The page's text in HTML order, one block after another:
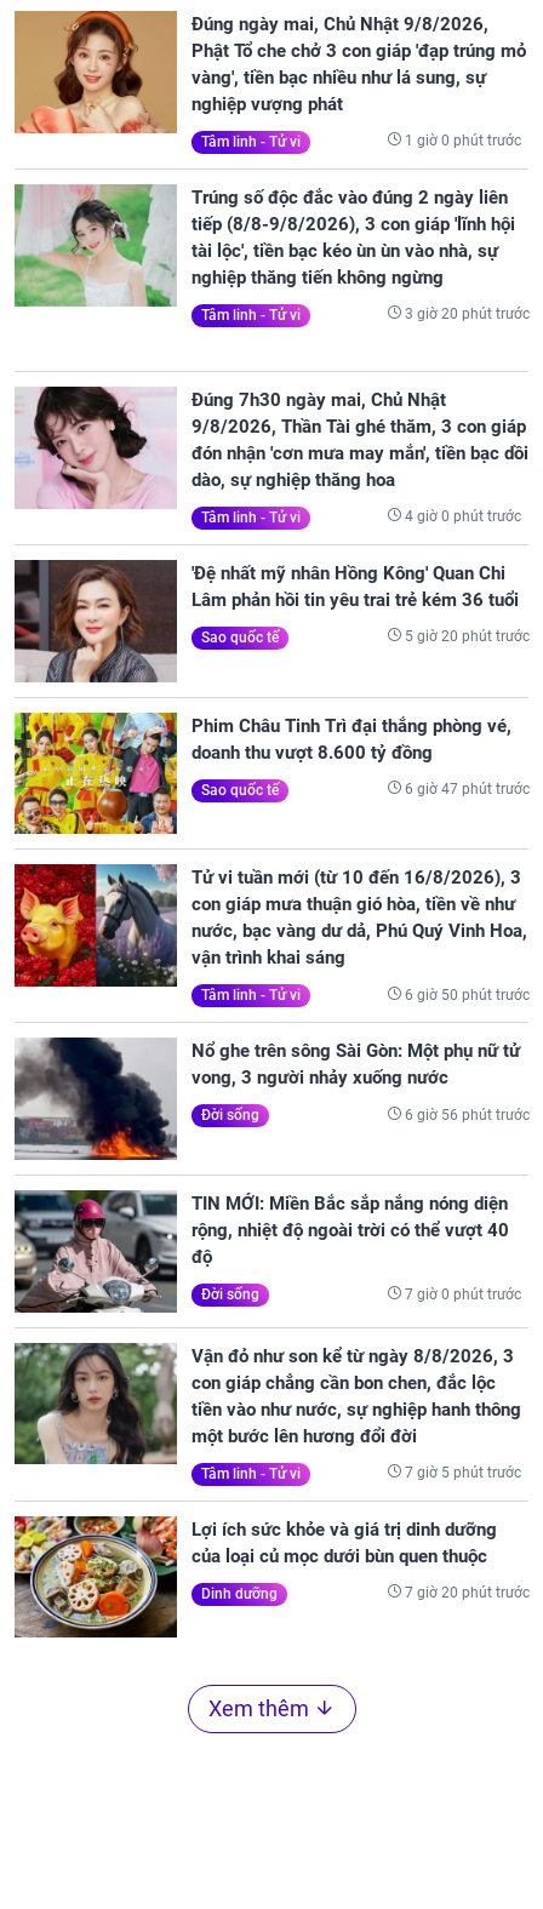
Đúng ngày mai, Chủ Nhật 9/8/2026,
Phật Tổ che chở 3 con giáp 'đạp trúng mỏ
vàng', tiền bạc nhiều như lá sung, sự
nghiệp vượng phát
Tâm linh - Tử vi 1 giờ 0 phút trước
Trúng số độc đắc vào đúng 2 ngày liên
tiếp (8/8-9/8/2026), 3 con giáp 'lĩnh hội
tài lộc', tiền bạc kéo ùn ùn vào nhà, sự
nghiệp thăng tiến không ngừng
Tâm linh - Tử vi 3 giờ 20 phút trước
Đúng 7h30 ngày mai, Chủ Nhật
9/8/2026, Thần Tài ghé thăm, 3 con giáp
đón nhận 'cơn mưa may mắn', tiền bạc dồi
dào, sự nghiệp thăng hoa
Tâm linh - Tử vi 4 giờ 0 phút trước
'Đệ nhất mỹ nhân Hồng Kông' Quan Chi
Lâm phản hồi tin yêu trai trẻ kém 36 tuổi
Sao quốc tế 5 giờ 20 phút trước
Phim Châu Tinh Trì đại thắng phòng vé,
doanh thu vượt 8.600 tỷ đồng
Sao quốc tế 6 giờ 47 phút trước
Tử vi tuần mới (từ 10 đến 16/8/2026), 3
con giáp mưa thuận gió hòa, tiền về như
nước, bạc vàng dư dả, Phú Quý Vinh Hoa,
vận trình khai sáng
Tâm linh - Tử vi 6 giờ 50 phút trước
Nổ ghe trên sông Sài Gòn: Một phụ nữ tử
vong, 3 người nhảy xuống nước
Đời sống 6 giờ 56 phút trước
TIN MỚI: Miền Bắc sắp nắng nóng diện
rộng, nhiệt độ ngoài trời có thể vượt 40
độ
Đời sống 7 giờ 0 phút trước
Vận đỏ như son kể từ ngày 8/8/2026, 3
con giáp chẳng cần bon chen, đắc lộc
tiền vào như nước, sự nghiệp hanh thông
một bước lên hương đổi đời
Tâm linh - Tử vi 7 giờ 5 phút trước
Lợi ích sức khỏe và giá trị dinh dưỡng
của loại củ mọc dưới bùn quen thuộc
Dinh dưỡng 7 giờ 20 phút trước
Xem thêm